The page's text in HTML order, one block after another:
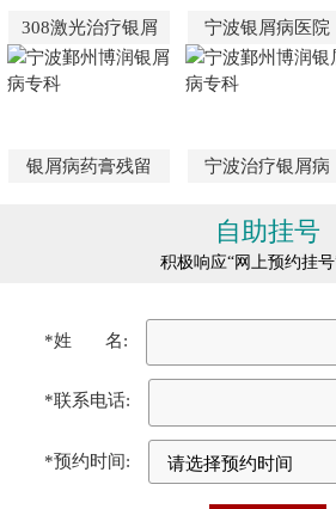
308激光治疗银屑 宁波银屑病医院
银屑病药膏残留 宁波治疗银屑病
自助挂号
积极响应“网上预约挂
*姓 名:
*联系电话:
*预约时间: